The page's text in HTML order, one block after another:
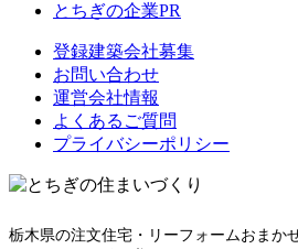
とちぎの企業PR
登録建築会社募集
お問い合わせ
運営会社情報
よくあるご質問
プライバシーポリシー
栃木県の注文住宅・リーフォームおまか